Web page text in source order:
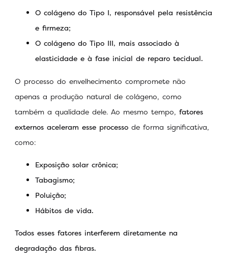
O colágeno do Tipo I, responsável pela resistência
e firmeza;
O colágeno do Tipo III, mais associado à
elasticidade e à fase inicial de reparo tecidual.
O processo do envelhecimento compromete não
apenas a produção natural de colágeno, como
também a qualidade dele. Ao mesmo tempo, fatores
externos aceleram esse processo de forma significativa,
como:
Exposição solar crônica;
Tabagismo;
Poluição;
Hábitos de vida.
Todos esses fatores interferem diretamente na
degradação das fibras.